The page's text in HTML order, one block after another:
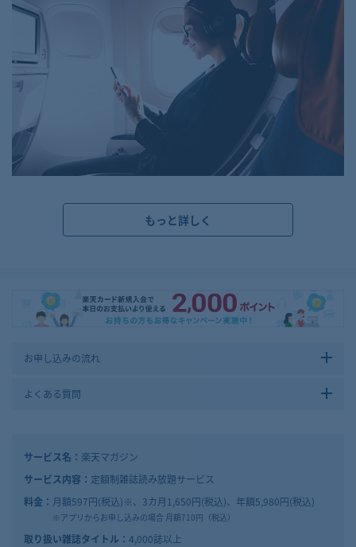
もっと詳しく
お申し込みの流れ
よくある質問
サービス名： 楽天マガジン
サービス内容： 定額制雑誌読み放題サービス
料金： 月額597円(税込)※、3カ月1,650円(税込)、年額5,980円(税込)
※アプリからお申し込みの場合 月額710円（税込）
取り扱い雑誌タイトル： 4,000誌以上